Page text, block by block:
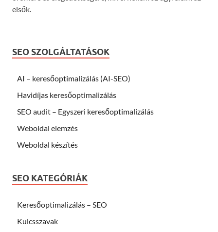
elsők.
SEO SZOLGÁLTATÁSOK
AI – keresőoptimalizálás (AI-SEO)
Havidíjas keresőoptimalizálás
SEO audit – Egyszeri keresőoptimalizálás
Weboldal elemzés
Weboldal készítés
SEO KATEGÓRIÁK
Keresőoptimalizálás – SEO
Kulcsszavak